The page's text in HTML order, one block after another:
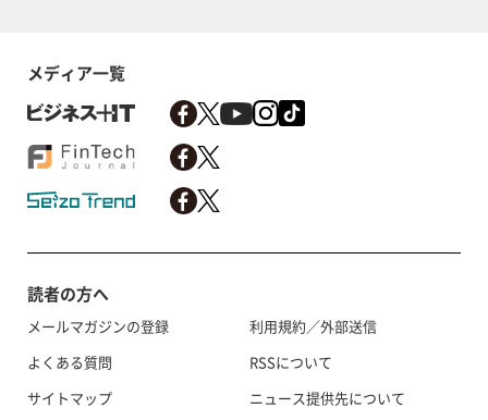
メディア一覧
読者の方へ
メールマガジンの登録
よくある質問
サイトマップ
利用規約／外部送信
RSSについて
ニュース提供先について